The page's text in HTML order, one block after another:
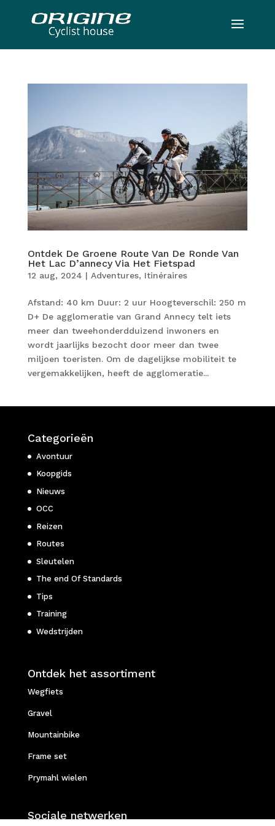
Ontdek De Groene Route Van De Ronde Van
Het Lac D’annecy Via Het Fietspad
12 aug, 2024 | Adventures, Itinéraires
Afstand: 40 km Duur: 2 uur Hoogteverschil: 250 m
D+ De agglomeratie van Grand Annecy telt iets
meer dan tweehonderdduizend inwoners en
wordt jaarlijks bezocht door meer dan twee
miljoen toeristen. Om de dagelijkse mobiliteit te
vergemakkelijken, heeft de agglomeratie...
Categorieën
Avontuur
Koopgids
Nieuws
OCC
Reizen
Routes
Sleutelen
The end Of Standards
Tips
Training
Wedstrijden
Ontdek het assortiment
Wegfiets
Gravel
Mountainbike
Frame set
Prymahl wielen
Sociale netwerken